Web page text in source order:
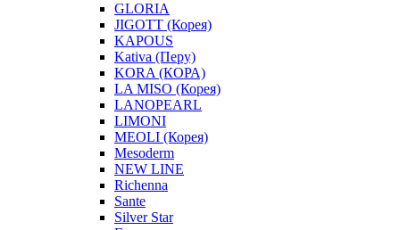
GLORIA
JIGOTT (Корея)
KAPOUS
Kativa (Перу)
KORA (КОРА)
LA MISO (Корея)
LANOPEARL
LIMONI
MEOLI (Корея)
Mesoderm
NEW LINE
Richenna
Sante
Silver Star